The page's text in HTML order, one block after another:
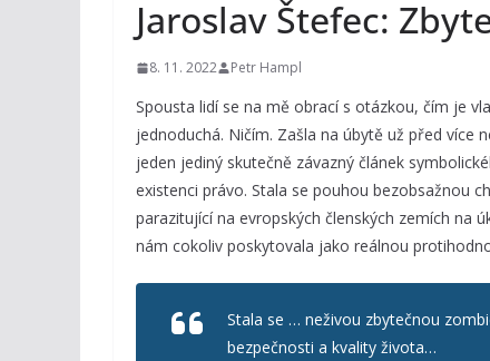
Jaroslav Štefec:
8. 11. 2022 Petr Hampl
Spousta lidí se na mě obrací s otázkou, čím je
jednoduchá. Ničím. Zašla na úbytě už před více
jeden jediný skutečně závazný článek
existenci právo. Stala se pouhou bezobsažnou
parazitující na evropských členských zemích na
nám cokoliv poskytovala jako reálnou
Stala se … neživou zbytečnou
bezpečnosti a kvality života…